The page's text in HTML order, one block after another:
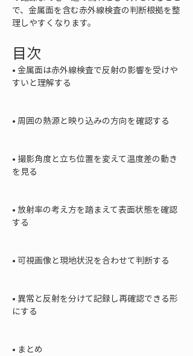
で、金属面を含む赤外線検査の判断根拠を整
理しやすくなります。
目次
• 金属面は赤外線検査で反射の影響を受けや
すいと理解する
• 周囲の熱源と映り込みの方向を確認する
• 撮影角度と立ち位置を変えて温度差の動き
を見る
• 放射率の考え方を踏まえて表面状態を確認
する
• 可視画像と現地状況を合わせて判断する
• 異常と反射を分けて記録し再確認できる形
にする
• まとめ